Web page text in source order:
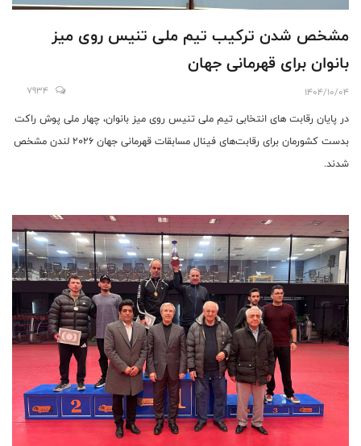
مشخص شدن ترکیب تیم ملی تنیس روی میز
بانوان برای قهرمانی جهان
1404/10/04
7934
در پایان رقابت های انتخابی تیم ملی تنیس روی میز بانوان، چهار ملی پوش راکت
بدست کشورمان برای رقابت‌های فینال مسابقات قهرمانی جهان ۲۰۲۶ لندن مشخص
شدند.